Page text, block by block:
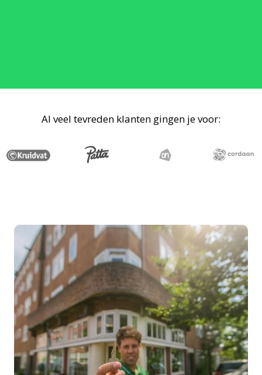
Al veel tevreden klanten gingen je voor: